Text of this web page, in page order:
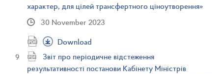
характер, для цілей трансфертного ціноутворення»
30 November 2023
Download
Звіт про періодичне відстеження
результативності постанови Кабінету Міністрів